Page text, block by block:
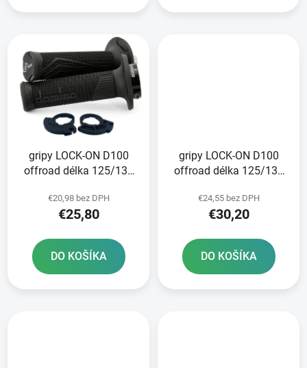
gripy LOCK-ON D100
offroad délka 125/130
černé
€20,98 bez DPH
€25,80
DO KOŠÍKA
gripy LOCK-ON D100
offroad délka 125/130
černo-šedé
€24,55 bez DPH
€30,20
DO KOŠÍKA